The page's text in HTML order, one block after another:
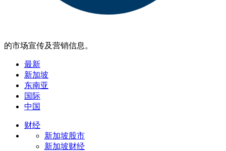
的市场宣传及营销信息。
最新
新加坡
东南亚
国际
中国
财经
新加坡股市
新加坡财经